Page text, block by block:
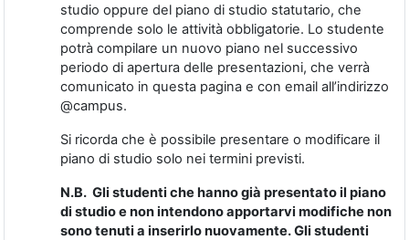
studio oppure del piano di studio statutario, che
comprende solo le attività obbligatorie. Lo studente
potrà compilare un nuovo piano nel successivo
periodo di apertura delle presentazioni, che verrà
comunicato in questa pagina e con email all’indirizzo
@campus.
Si ricorda che è possibile presentare o modificare il
piano di studio solo nei termini previsti.
N.B. Gli studenti che hanno già presentato il piano
di studio e non intendono apportarvi modifiche non
sono tenuti a inserirlo nuovamente. Gli studenti